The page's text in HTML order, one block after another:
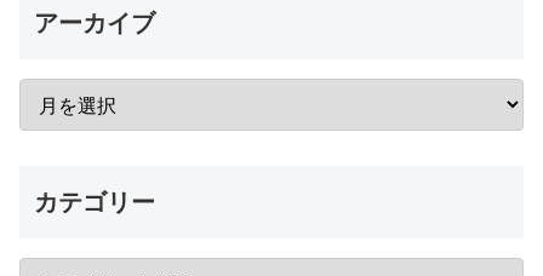
アーカイブ
カテゴリー